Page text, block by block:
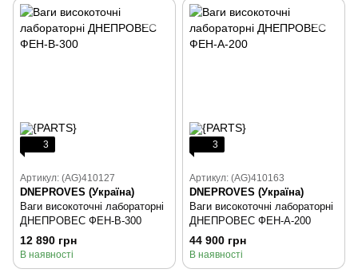
3
Артикул: (AG)410127
DNEPROVES (Україна)
Ваги високоточні лабораторні
ДНЕПРОВЕС ФЕН-В-300
12 890 грн
В наявності
3
Артикул: (AG)410163
DNEPROVES (Україна)
Ваги високоточні лабораторні
ДНЕПРОВЕС ФЕН-А-200
44 900 грн
В наявності